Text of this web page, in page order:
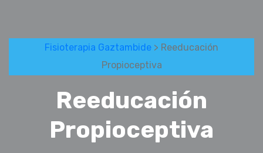
Fisioterapia Gaztambide > Reeducación
Propioceptiva
Reeducación
Propioceptiva